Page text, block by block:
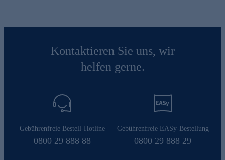
Kontaktieren Sie uns, wir
helfen gerne.
Gebührenfreie Bestell-Hotline
0800 29 888 88
Gebührenfreie EASy-Bestellung
0800 29 888 29